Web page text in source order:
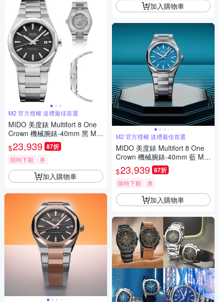
M2 官方授權 送禮最佳首選
MIDO 美度錶 Multifort 8 One
Crown 機械腕錶-40mm 黑 M0
555071105100
$23,939 87折
限時下殺 券
加入購物車
加入購物車
M2 官方授權 送禮最佳首選
MIDO 美度錶 Multifort 8 One
Crown 機械腕錶-40mm 藍 M0
555071104100
$23,939 87折
限時下殺 券
加入購物車